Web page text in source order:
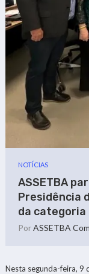
NOTÍCIAS
ASSETBA
Presidência
da categoria
PorASSETBA
Nesta segunda-feira, 9